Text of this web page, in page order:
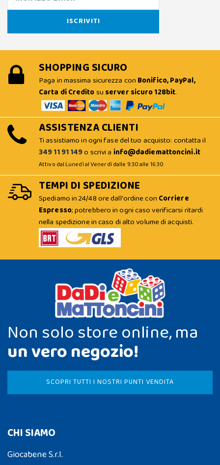
SHOPPING SICURO
Paga in massima sicurezza con Bonifico, PayPal,
Carta di Creditosu server sicuro 128bit.
ASSISTENZA CLIENTI
Ti assistiamo in ogni fase del tuo acquisto: contatta il
349 11 91 149o scrivi a info@dadiemattoncini.it
Attivo dal Lunedì al Venerdì dalle 9:30 alle 16:30
TEMPI DI SPEDIZIONE
Spediamo in 24/48 ore dall'ordine con Corriere
Espresso; potrebbero in ogni caso verificarsi ritardi
nella spedizione in caso di alto volume di acquisti.
Non solo store online, ma
un vero negozio!
SCOPRI TUTTI I NOSTRI PUNTI VENDITA
CHI SIAMO
Giocabene S.r.l.